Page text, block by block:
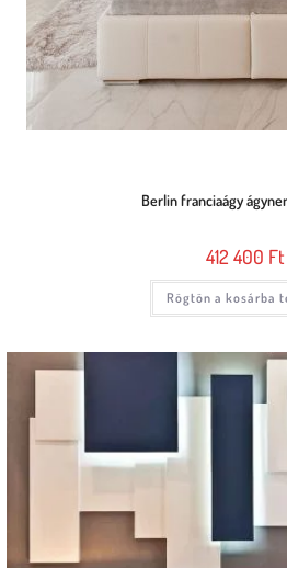
Berlin franciaágy
412 400 Ft
Rögtön a kosárba